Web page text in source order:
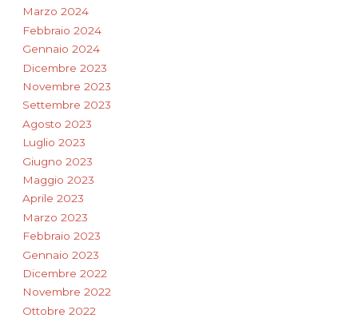
Marzo 2024
Febbraio 2024
Gennaio 2024
Dicembre 2023
Novembre 2023
Settembre 2023
Agosto 2023
Luglio 2023
Giugno 2023
Maggio 2023
Aprile 2023
Marzo 2023
Febbraio 2023
Gennaio 2023
Dicembre 2022
Novembre 2022
Ottobre 2022